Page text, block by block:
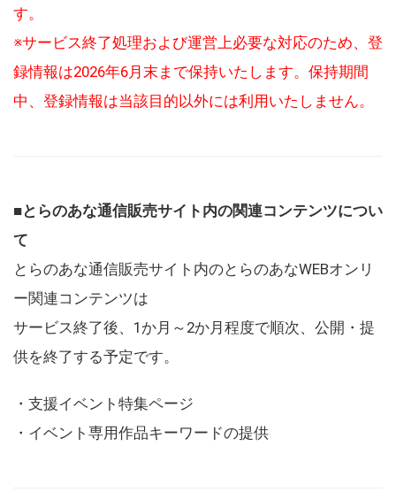
す。
※サービス終了処理および運営上必要な対応のため、登
録情報は2026年6月末まで保持いたします。保持期間
中、登録情報は当該目的以外には利用いたしません。
■とらのあな通信販売サイト内の関連コンテンツについ
て
とらのあな通信販売サイト内のとらのあなWEBオンリ
ー関連コンテンツは
サービス終了後、1か月～2か月程度で順次、公開・提
供を終了する予定です。
・支援イベント特集ページ
・イベント専用作品キーワードの提供